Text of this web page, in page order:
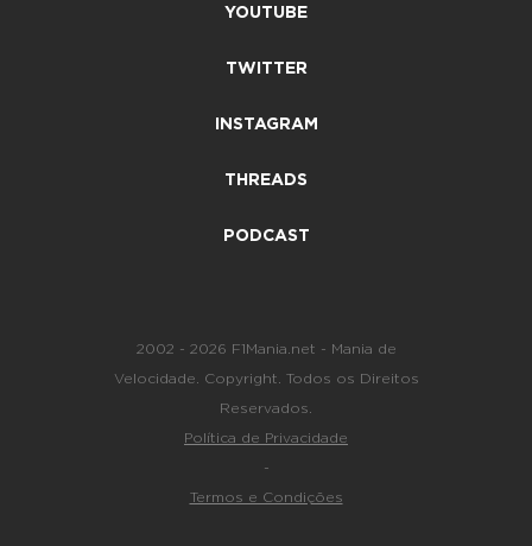
YOUTUBE
TWITTER
INSTAGRAM
THREADS
PODCAST
2002 - 2026 F1Mania.net - Mania de
Velocidade. Copyright. Todos os Direitos
Reservados.
Política de Privacidade
-
Termos e Condições